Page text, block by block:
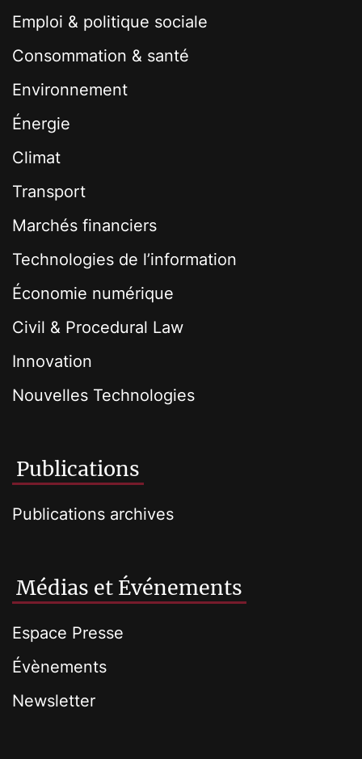
Emploi & politique sociale
Consommation & santé
Environnement
Énergie
Climat
Transport
Marchés financiers
Technologies de l’information
Économie numérique
Civil & Procedural Law
Innovation
Nouvelles Technologies
Publications
Publications archives
Médias et Événements
Espace Presse
Évènements
Newsletter